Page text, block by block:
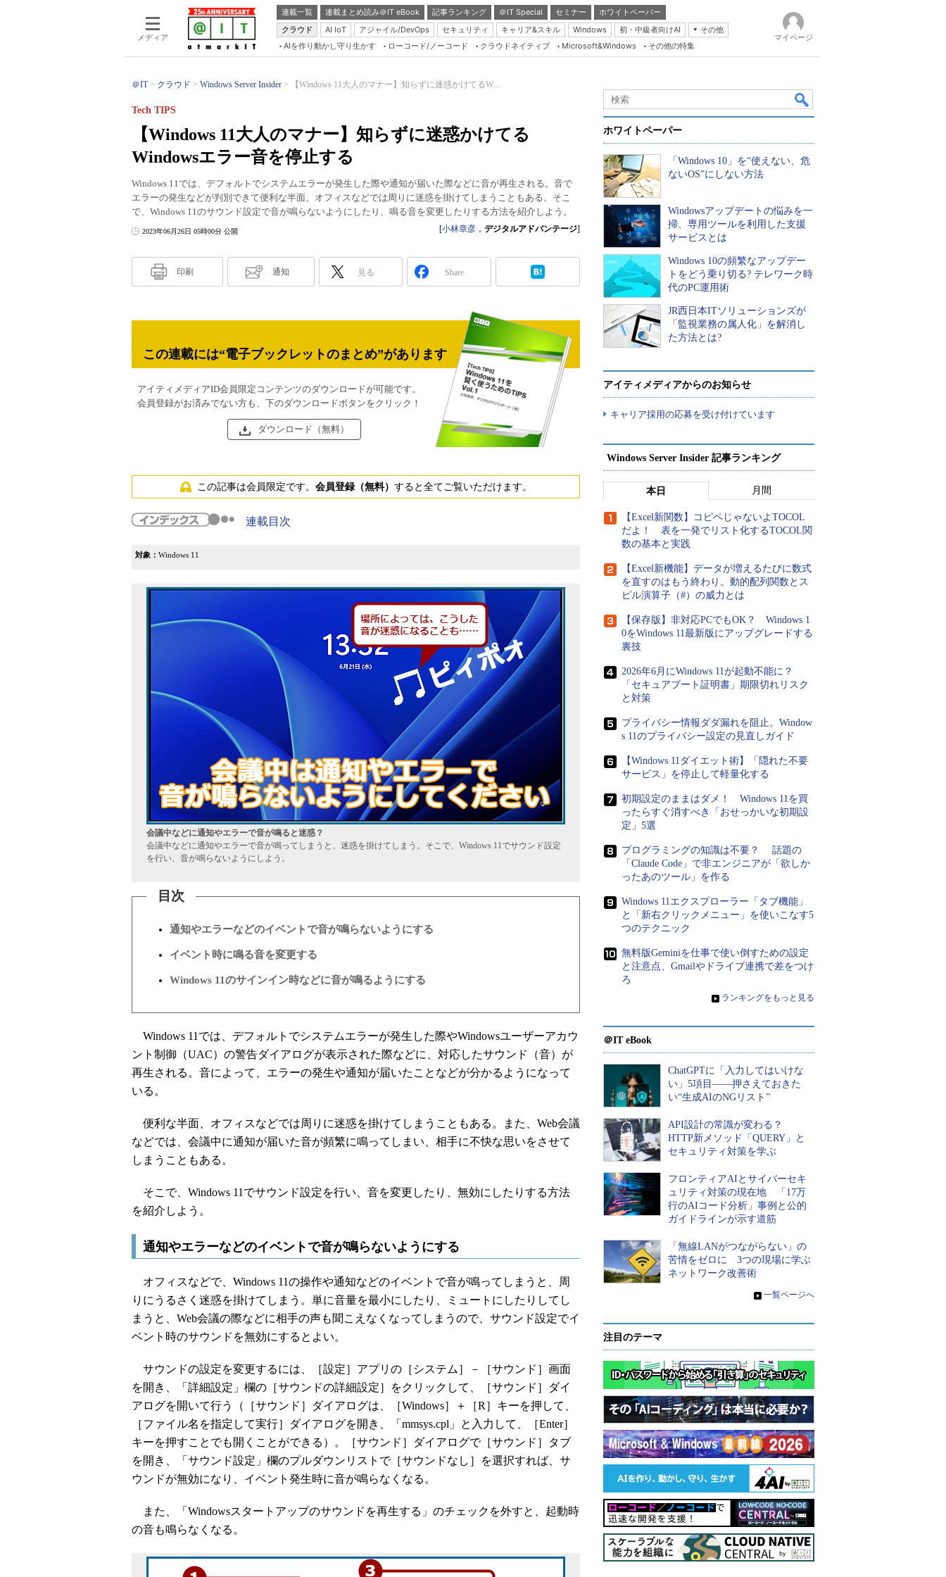
メディア
連載一覧 連載まとめ読み＠IT eBook 記事ランキング ＠IT Special セミナー
ホワイトペーパー
クラウド
AI IoT アジャイル/DevOps セキュリティ キャリア&スキル Windows 初・中級者向けAI
その他
Server & Storage
Database Expert
Linux ＆ OSS
Master of IP Network
Security & Trust
Test & Tools
AIを作り動かし守り生かす ローコード/ノーコード クラウドネイティブ Microsoft&Windows その他の特集
マイページ
＠IT クラウド Windows Server Insider 【Windows 11大人のマナー】知らずに迷惑かけてるW...
【Windows 11大人のマナー】知らずに迷惑かけてる
Windowsエラー音を停止する
Tech TIPS
Windows 11では、デフォルトでシステムエラーが発生した際や通知が届いた際などに音が再生される。音で
エラーの発生などが判別できて便利な半面、オフィスなどでは周りに迷惑を掛けてしまうこともある。そこ
で、Windows 11のサウンド設定で音が鳴らないようにしたり、鳴る音を変更したりする方法を紹介しよう。
2023年06月26日 05時00分 公開 [小林章彦 ， デジタルアドバンテージ]
印刷 通知 見る Share
この連載には“電子ブックレットのまとめ”があります
アイティメディアID会員限定コンテンツのダウンロードが可能です。
会員登録がお済みでない方も、下のダウンロードボタンをクリック！
ダウンロード（無料）
この記事は会員限定です。 会員登録（無料） すると全てご覧いただけます。
連載目次
対象： Windows 11
会議中などに通知やエラーで音が鳴ると迷惑？
会議中などに通知やエラーで音が鳴ってしまうと、迷惑を掛けてしまう。そこで、Windows 11でサウンド設定
を行い、音が鳴らないようにしよう。
目次
通知やエラーなどのイベントで音が鳴らないようにする
イベント時に鳴る音を変更する
Windows 11のサインイン時などに音が鳴るようにする
Windows 11では、デフォルトでシステムエラーが発生した際やWindowsユーザーアカウ
ント制御（UAC）の警告ダイアログが表示された際などに、対応したサウンド（音）が
再生される。音によって、エラーの発生や通知が届いたことなどが分かるようになって
いる。
便利な半面、オフィスなどでは周りに迷惑を掛けてしまうこともある。また、Web会議
などでは、会議中に通知が届いた音が頻繁に鳴ってしまい、相手に不快な思いをさせて
しまうこともある。
そこで、Windows 11でサウンド設定を行い、音を変更したり、無効にしたりする方法
を紹介しよう。
通知やエラーなどのイベントで音が鳴らないようにする
オフィスなどで、Windows 11の操作や通知などのイベントで音が鳴ってしまうと、周
りにうるさく迷惑を掛けてしまう。単に音量を最小にしたり、ミュートにしたりしてし
まうと、Web会議の際などに相手の声も聞こえなくなってしまうので、サウンド設定でイ
ベント時のサウンドを無効にするとよい。
サウンドの設定を変更するには、［設定］アプリの［システム］－［サウンド］画面
を開き、「詳細設定」欄の［サウンドの詳細設定］をクリックして、［サウンド］ダイ
アログを開いて行う（［サウンド］ダイアログは、［Windows］＋［R］キーを押して、
［ファイル名を指定して実行］ダイアログを開き、「mmsys.cpl」と入力して、［Enter］
キーを押すことでも開くことができる）。［サウンド］ダイアログで［サウンド］タブ
を開き、「サウンド設定」欄のプルダウンリストで［サウンドなし］を選択すれば、サ
ウンドが無効になり、イベント発生時に音が鳴らなくなる。
また、「Windowsスタートアップのサウンドを再生する」のチェックを外すと、起動時
の音も鳴らなくなる。
ホワイトペーパー
「Windows 10」を“使えない、危
ないOS”にしない方法
Windowsアップデートの悩みを一
掃、専用ツールを利用した支援
サービスとは
Windows 10の頻繁なアップデー
トをどう乗り切る? テレワーク時
代のPC運用術
JR西日本ITソリューションズが
「監視業務の属人化」を解消し
た方法とは?
アイティメディアからのお知らせ
キャリア採用の応募を受け付けています
Windows Server Insider 記事ランキング
本日 月間
【Excel新関数】コピペじゃないよTOCOL
だよ！ 表を一発でリスト化するTOCOL関
数の基本と実践
【Excel新機能】データが増えるたびに数式
を直すのはもう終わり。動的配列関数とス
ピル演算子（#）の威力とは
【保存版】非対応PCでもOK？ Windows 1
0をWindows 11最新版にアップグレードする
裏技
2026年6月にWindows 11が起動不能に？
「セキュアブート証明書」期限切れリスク
と対策
プライバシー情報ダダ漏れを阻止。Window
s 11のプライバシー設定の見直しガイド
【Windows 11ダイエット術】「隠れた不要
サービス」を停止して軽量化する
初期設定のままはダメ！ Windows 11を買
ったらすぐ消すべき「おせっかいな初期設
定」5選
プログラミングの知識は不要？ 話題の
「Claude Code」で非エンジニアが「欲しか
ったあのツール」を作る
Windows 11エクスプローラー「タブ機能」
と「新右クリックメニュー」を使いこなす5
つのテクニック
無料版Geminiを仕事で使い倒すための設定
と注意点、Gmailやドライブ連携で差をつけ
ろ
» ランキングをもっと見る
＠IT eBook
ChatGPTに「入力してはいけな
い」5項目――押さえておきた
い“生成AIのNGリスト”
API設計の常識が変わる？
HTTP新メソッド「QUERY」と
セキュリティ対策を学ぶ
フロンティアAIとサイバーセキ
ュリティ対策の現在地 「17万
行のAIコード分析」事例と公的
ガイドラインが示す道筋
「無線LANがつながらない」の
苦情をゼロに 3つの現場に学ぶ
ネットワーク改善術
» 一覧ページへ
注目のテーマ